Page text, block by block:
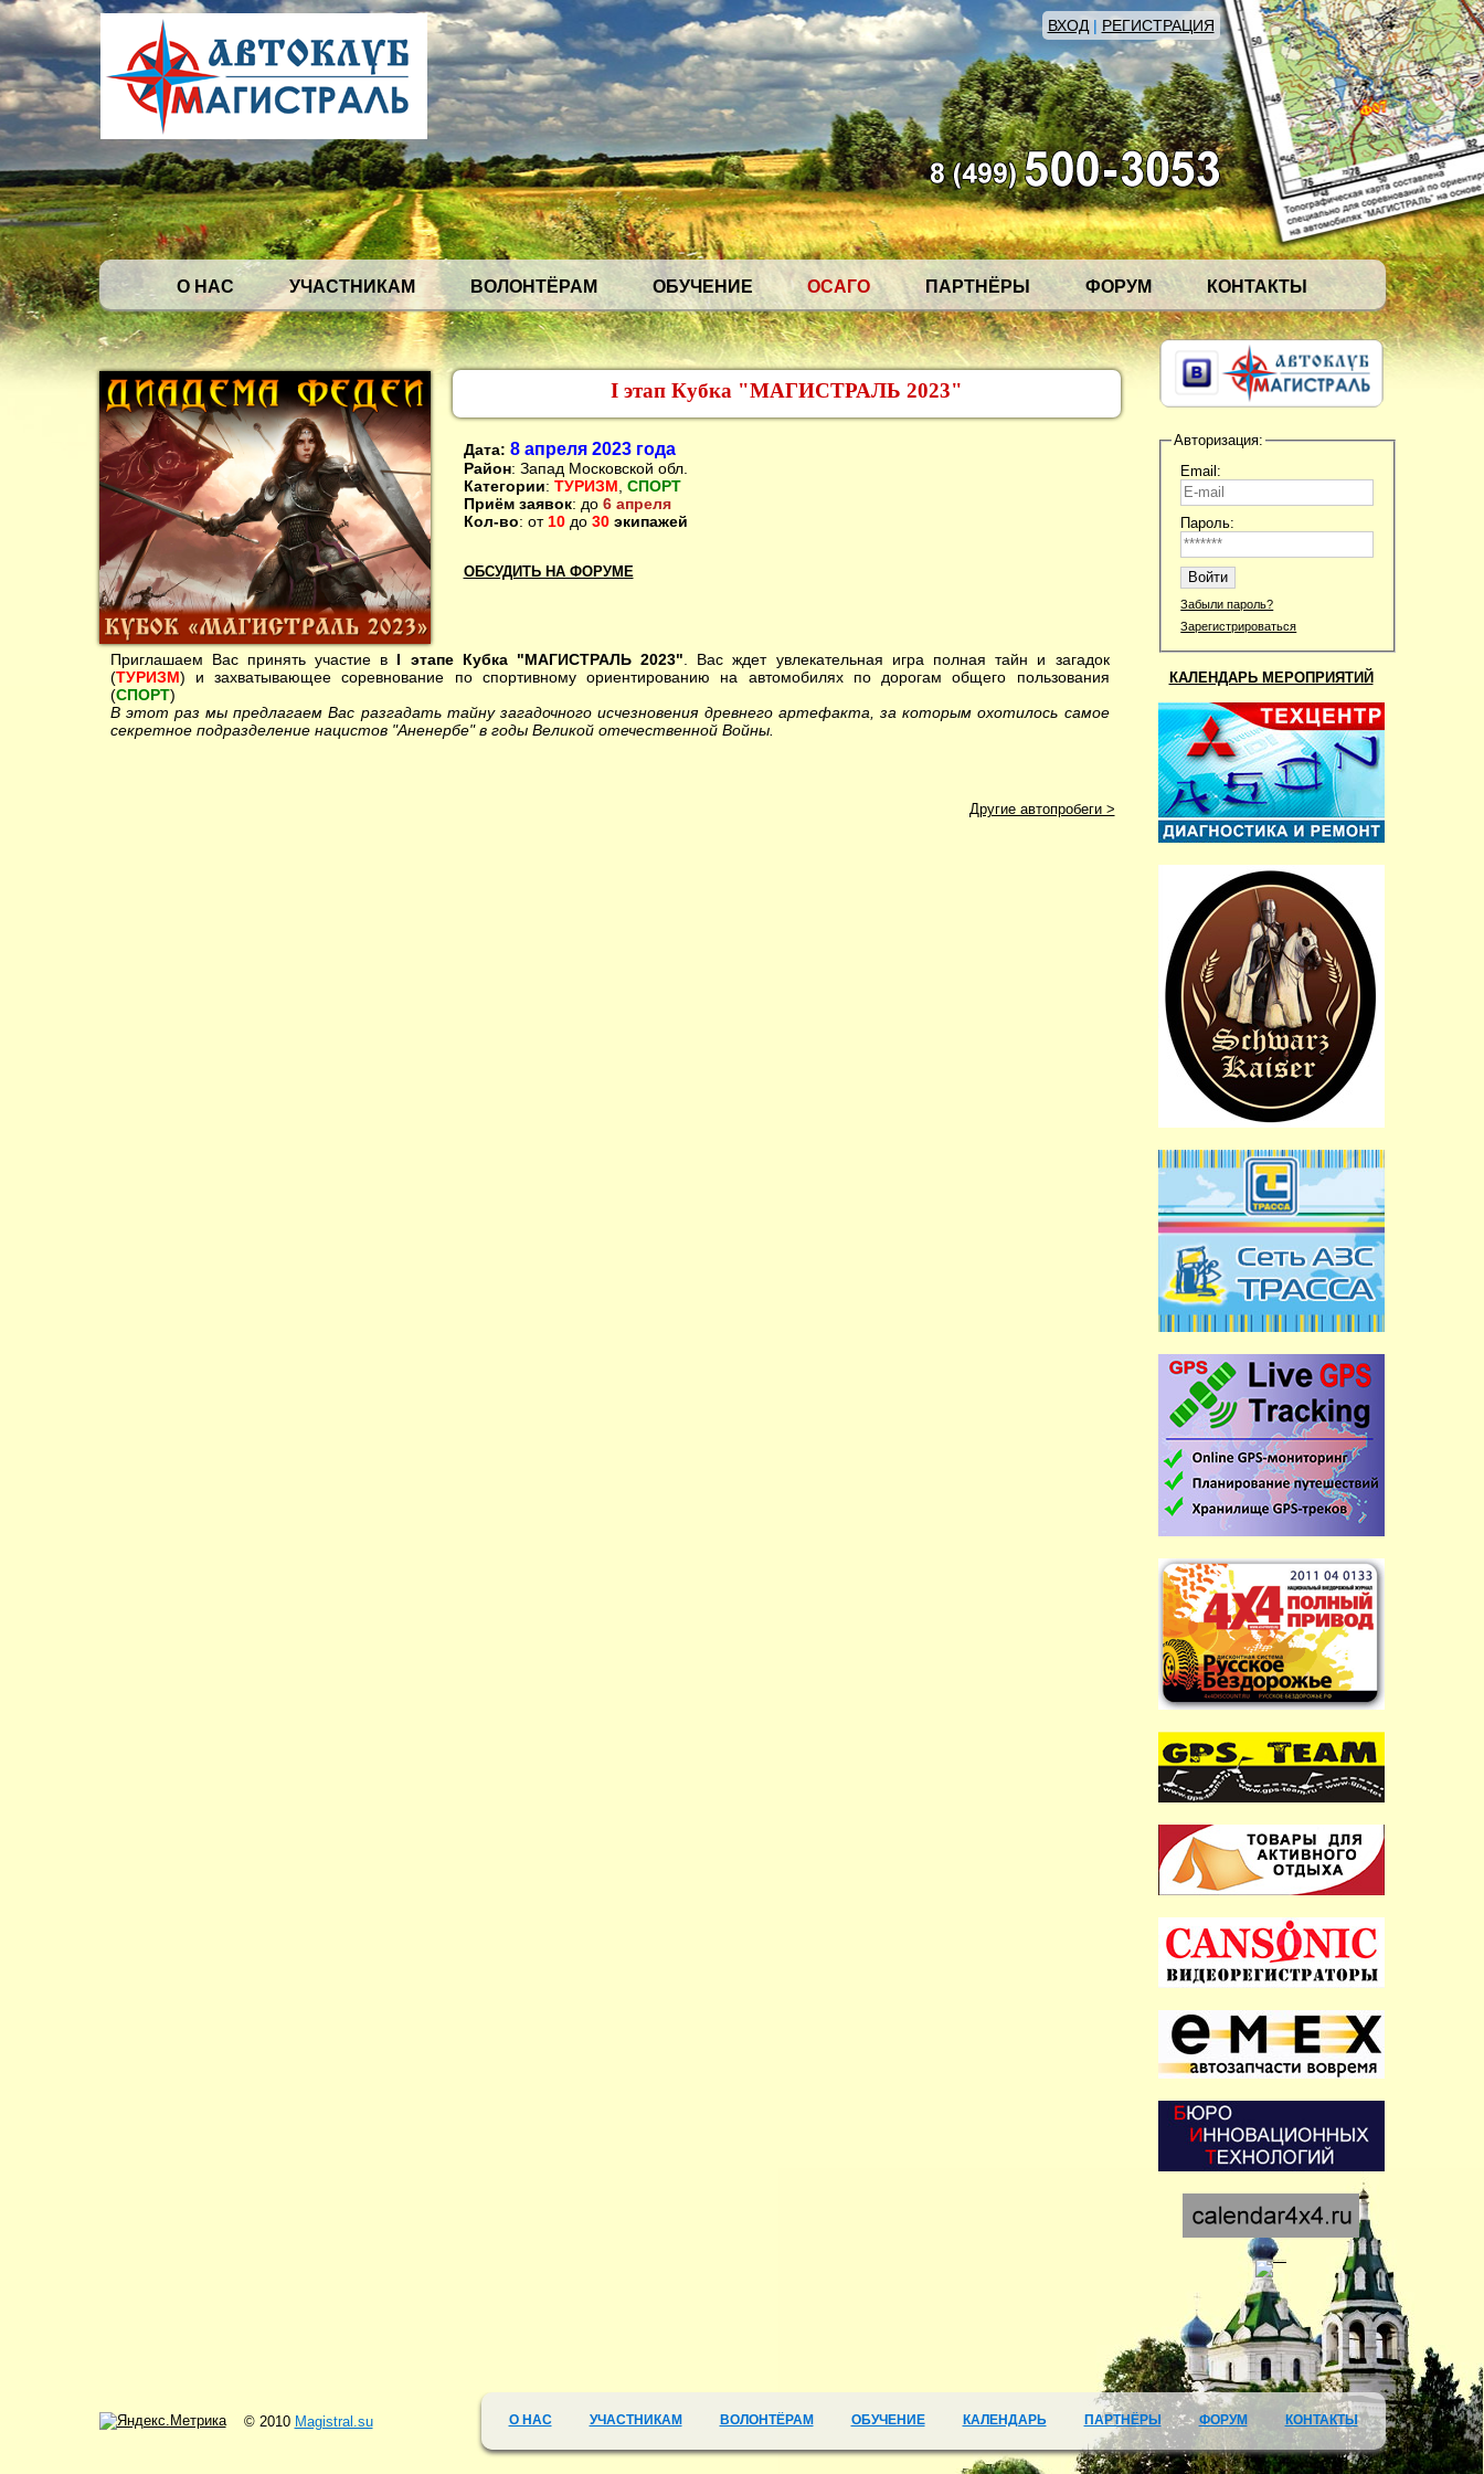
ВХОД| РЕГИСТРАЦИЯ
О НАС УЧАСТНИКАМ ВОЛОНТЁРАМ ОБУЧЕНИЕ ОСАГО ПАРТНЁРЫ ФОРУМ КОНТАКТЫ
Авторизация:
Email:
Пароль:
Забыли пароль?
Зарегистрироваться
КАЛЕНДАРЬ МЕРОПРИЯТИЙ
I этап Кубка "МАГИСТРАЛЬ 2023"
Дата: 8 апреля 2023 года
Район: Запад Московской обл.
Категории: ТУРИЗМ СПОРТ
Приём заявок: до 6 апреля
Кол-во: от 10 до 30 экипажей
ОБСУДИТЬ НА ФОРУМЕ
Приглашаем Вас принять участие в I этапе Кубка "МАГИСТРАЛЬ 2023" . Вас ждет увлекательная игра полная тайн и загадок
(ТУРИЗМ) и захватывающее соревнование по спортивному ориентированию на автомобилях по дорогам общего пользования
(СПОРТ)
В этот раз мы предлагаем Вас разгадать тайну загадочного исчезновения древнего артефакта, за которым охотилось самое
секретное подразделение нацистов "Аненербе" в годы Великой отечественной Войны.
Другие автопробеги >
О НАС УЧАСТНИКАМ ВОЛОНТЁРАМ ОБУЧЕНИЕ КАЛЕНДАРЬ ПАРТНЁРЫ ФОРУМ КОНТАКТЫ
© 2010 Magistral.su